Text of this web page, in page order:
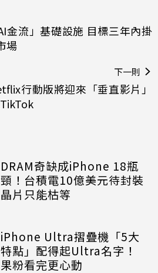
金流」基礎設施 目標三年內掛
場
下一則
行動版將迎來「垂直影片」
DRAM奇缺成iPhone 18瓶
頸！台積電10億美元待封裝
晶片只能枯等
iPhone Ultra摺疊機「5大
特點」配得起Ultra名字！
果粉看完更心動